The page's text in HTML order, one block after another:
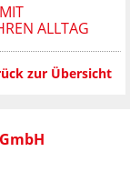
ALLTAG
zur Übersicht